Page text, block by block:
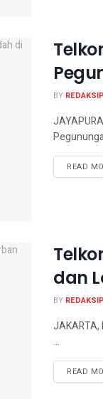
BY
READ
dan
BY
...
READ